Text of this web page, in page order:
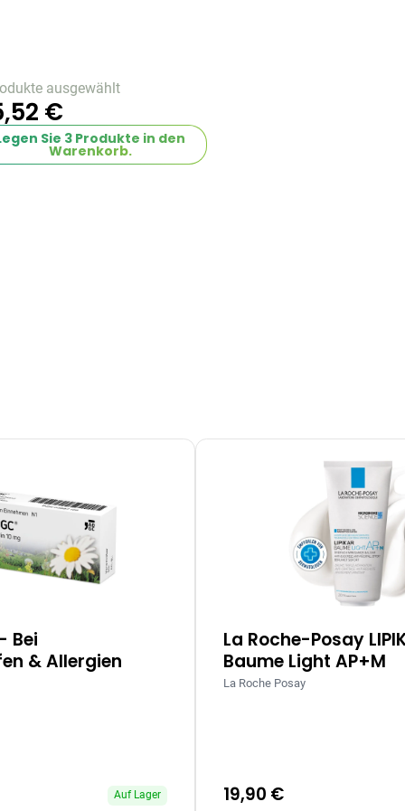
ausgewählt
€
Sie 3 Produkte in den
Warenkorb.
Bei
& Allergien
Auf Lager
La Roche-Posay
Baume Light AP+M
La Roche Posay
19,90 €